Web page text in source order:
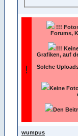
!
!!!
Forums,
!!!
Grafiken, auf
Solche
Keine
Den
wumpus